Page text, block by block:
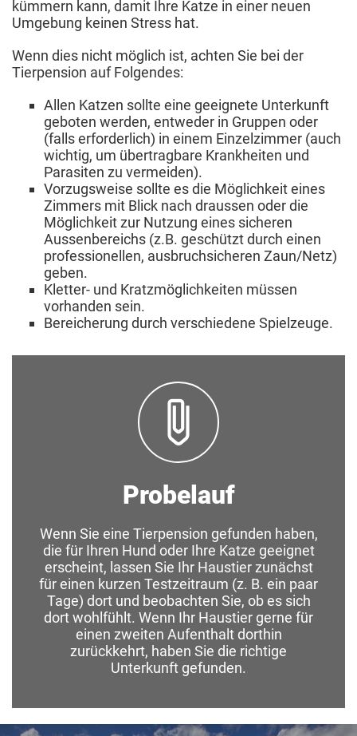
kümmern kann, damit Ihre Katze in einer neuen
Umgebung keinen Stress hat.
Wenn dies nicht möglich ist, achten Sie bei der
Tierpension auf Folgendes:
Allen Katzen sollte eine geeignete Unterkunft
geboten werden, entweder in Gruppen oder
(falls erforderlich) in einem Einzelzimmer (auch
wichtig, um übertragbare Krankheiten und
Parasiten zu vermeiden).
Vorzugsweise sollte es die Möglichkeit eines
Zimmers mit Blick nach draussen oder die
Möglichkeit zur Nutzung eines sicheren
Aussenbereichs (z.B. geschützt durch einen
professionellen, ausbruchsicheren Zaun/Netz)
geben.
Kletter- und Kratzmöglichkeiten müssen
vorhanden sein.
Bereicherung durch verschiedene Spielzeuge.
Probelauf
Wenn Sie eine Tierpension gefunden haben,
die für Ihren Hund oder Ihre Katze geeignet
erscheint, lassen Sie Ihr Haustier zunächst
für einen kurzen Testzeitraum (z. B. ein paar
Tage) dort und beobachten Sie, ob es sich
dort wohlfühlt. Wenn Ihr Haustier gerne für
einen zweiten Aufenthalt dorthin
zurückkehrt, haben Sie die richtige
Unterkunft gefunden.